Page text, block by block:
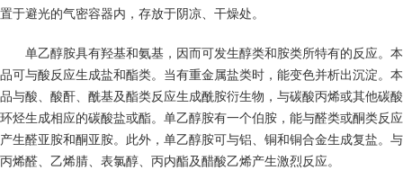
置于避光的气密容器内，存放于阴凉、干燥处。
单乙醇胺具有羟基和氨基，因而可发生醇类和胺类所特有的反应。本
品可与酸反应生成盐和酯类。当有重金属盐类时，能变色并析出沉淀。本
品与酸、酸酐、酰基及酯类反应生成酰胺衍生物，与碳酸丙烯或其他碳酸
环烃生成相应的碳酸盐或酯。单乙醇胺有一个伯胺，能与醛类或酮类反应
产生醛亚胺和酮亚胺。此外，单乙醇胺可与铝、铜和铜合金生成复盐。与
丙烯醛、乙烯腈、表氯醇、丙内酯及醋酸乙烯产生激烈反应。